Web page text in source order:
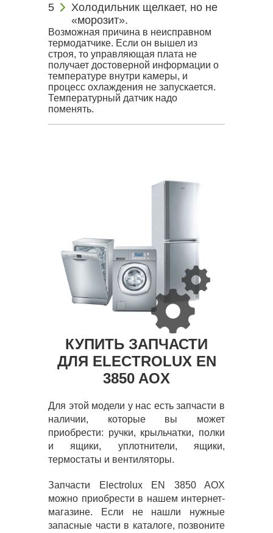
Холодильник щелкает, но не
«морозит».
Возможная причина в неисправном
термодатчике. Если он вышел из
строя, то управляющая плата не
получает достоверной информации о
температуре внутри камеры, и
процесс охлаждения не запускается.
Температурный датчик надо
поменять.
КУПИТЬ ЗАПЧАСТИ
ДЛЯ ELECTROLUX EN
3850 AOX
Для этой модели у нас есть запчасти в
наличии, которые вы может
приобрести: ручки, крыльчатки, полки
и ящики, уплотнители, ящики,
термостаты и вентиляторы.
Запчасти Electrolux EN 3850 AOX
можно приобрести в нашем интернет-
магазине. Если не нашли нужные
запасные части в каталоге, позвоните